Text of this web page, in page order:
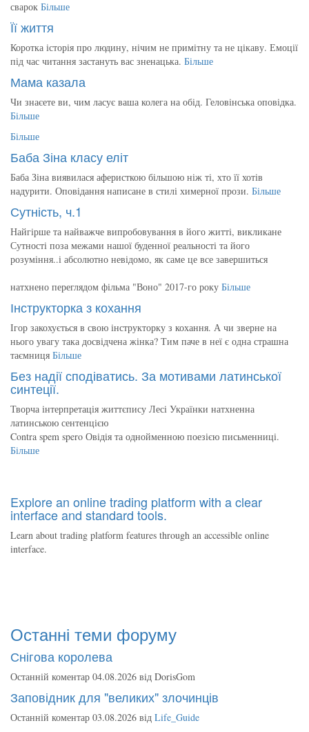
сварок Більше
Її життя
Коротка історія про людину, нічим не примітну та не цікаву. Емоції
під час читання застануть вас зненацька. Більше
Мама казала
Чи знаєете ви, чим ласує ваша колега на обід. Геловінська оповідка.
Більше
Більше
Баба Зіна класу еліт
Баба Зіна виявилася аферисткою більшою ніж ті, хто її хотів
надурити. Оповідання написане в стилі химерної прози. Більше
Сутність, ч.1
Найгірше та найважче випробовування в його житті, викликане
Сутності поза межами нашої буденної реальності та його
розуміння..і абсолютно невідомо, як саме це все завершиться
натхнено переглядом фільма "Воно" 2017-го року Більше
Інструкторка з кохання
Ігор закохується в свою інструкторку з кохання. А чи зверне на
нього увагу така досвідчена жінка? Тим паче в неї є одна страшна
таємниця Більше
Без надії сподіватись. За мотивами латинської
синтеції.
Творча інтерпретація життєпису Лесі Українки натхненна
латинською сентенцією
Contra spem spero Овідія та однойменною поезією письменниці.
Більше
Explore an online trading platform with a clear
interface and standard tools.
Learn about trading platform features through an accessible online
interface.
Останні теми форуму
Снігова королева
Останній коментар 04.08.2026 від DorisGom
Заповідник для "великих" злочинців
Останній коментар 03.08.2026 від Life_Guide